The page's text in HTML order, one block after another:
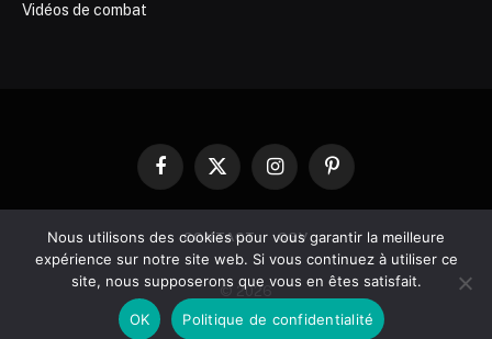
Vidéos de combat
Facebook
X
InstagramPinterest
CONTACT CGV
© 2026
Nous utilisons des cookies pour vous garantir la meilleure
expérience sur notre site web. Si vous continuez à utiliser ce
site, nous supposerons que vous en êtes satisfait.
OK Politique de confidentialité